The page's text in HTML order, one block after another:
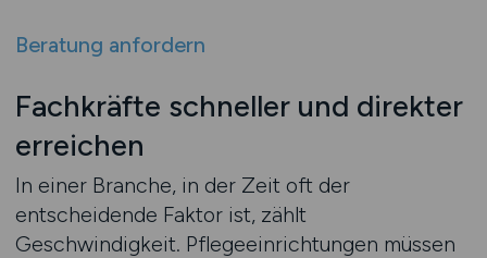
Beratung anfordern
Fachkräfte schneller und direkter
erreichen
In einer Branche, in der Zeit oft der
entscheidende Faktor ist, zählt
Geschwindigkeit. Pflegeeinrichtungen müssen